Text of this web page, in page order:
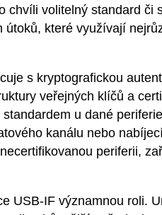
chvíli volitelný standard či
které využívají
s kryptografickou
veřejných klíčů a
u dané
kanálu nebo
periferii,
USB-IF významnou roli.